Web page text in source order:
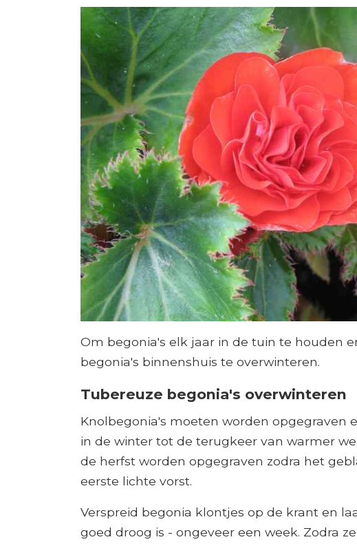
Om begonia's elk jaar in de tuin te houden
begonia's binnenshuis te overwinteren.
Tubereuze begonia's overwinteren
Knolbegonia's moeten worden opgegraven
in de winter tot de terugkeer van warmer
de herfst worden opgegraven zodra het
eerste lichte vorst.
Verspreid begonia klontjes op de krant en
goed droog is - ongeveer een week. Zodra